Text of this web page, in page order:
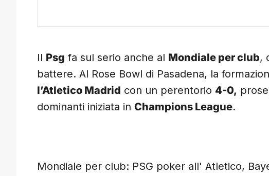
Il Psg fa sul serio anche al Mondiale per club,
battere. Al Rose Bowl di Pasadena, la
l’Atletico Madrid con un perentorio 4-0,
dominanti iniziata in Champions League.
Mondiale per club: PSG poker all' Atletico,